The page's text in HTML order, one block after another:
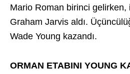
Mario Roman birinci gelirken,
Graham Jarvis aldı.
Wade Young kazandı.
ORMAN ETABINI YOUNG